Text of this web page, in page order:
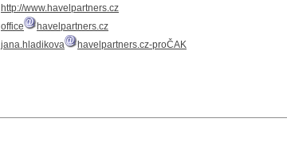
http://www.havelpartners.cz
office
havelpartners.cz
jana.hladikova
havelpartners.cz-proČAK